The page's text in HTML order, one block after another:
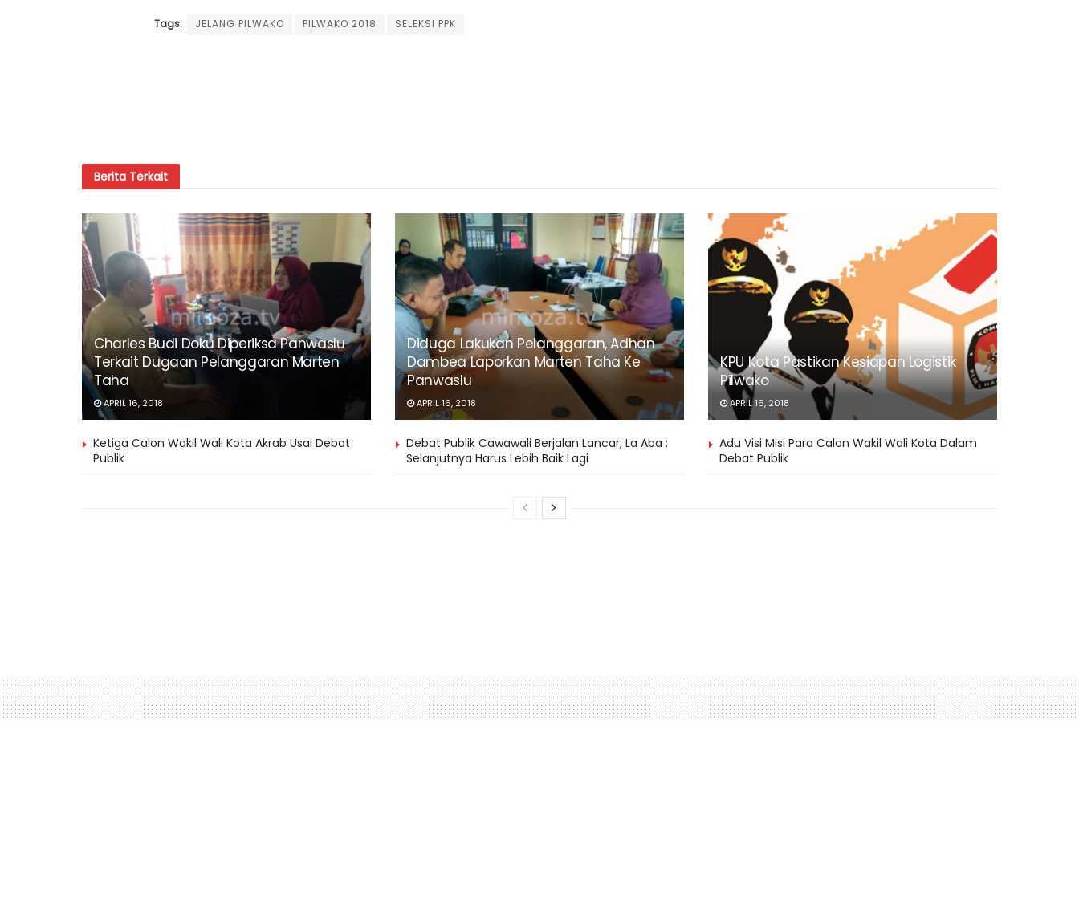
Tags: JELANG PILWAKO PILWAKO 2018 SELEKSI PPK
Berita Terkait
Charles Budi Doku Diperiksa Panwaslu
Terkait Dugaan Pelanggaran Marten
Taha
APRIL 16, 2018
Diduga Lakukan Pelanggaran, Adhan
Dambea Laporkan Marten Taha Ke
Panwaslu
APRIL 16, 2018
KPU Kota Pastikan Kesiapan Logistik
Pilwako
APRIL 16, 2018
Ketiga Calon Wakil Wali Kota Akrab Usai Debat
Publik
Debat Publik Cawawali Berjalan Lancar, La Aba :
Selanjutnya Harus Lebih Baik Lagi
Adu Visi Misi Para Calon Wakil Wali Kota Dalam
Debat Publik